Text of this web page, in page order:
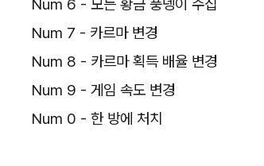
Num 6 - 모든 황금 풍뎅이 수집
Num 7 - 카르마 변경
Num 8 - 카르마 획득 배율 변경
Num 9 - 게임 속도 변경
Num 0 - 한 방에 처치